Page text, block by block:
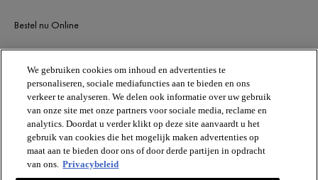
Bestel nu Online
Newsletter
BLIJF OP DE HOOGTE
We gebruiken cookies om inhoud en advertenties te
personaliseren, sociale mediafuncties aan te bieden en ons
verkeer te analyseren. We delen ook informatie over uw gebruik
van onze site met onze partners voor sociale media, reclame en
analytics. Doordat u verder klikt op deze site aanvaardt u het
gebruik van cookies die het mogelijk maken advertenties op
maat aan te bieden door ons of door derde partijen in opdracht
van ons. Privacybeleid